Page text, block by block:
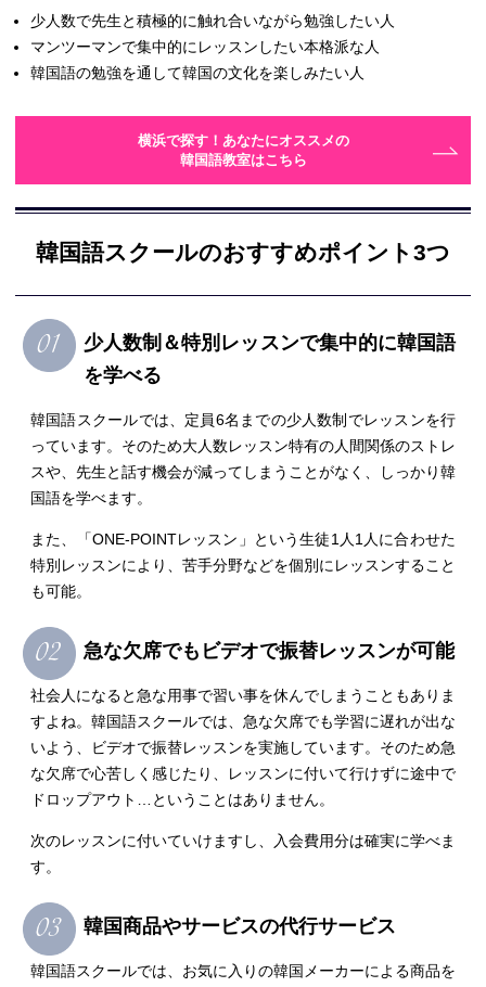
少人数で先生と積極的に触れ合いながら勉強したい人
マンツーマンで集中的にレッスンしたい本格派な人
韓国語の勉強を通して韓国の文化を楽しみたい人
横浜で探す！あなたにオススメの
韓国語教室はこちら
韓国語スクールのおすすめポイント3つ
少人数制＆特別レッスンで集中的に韓国語
を学べる
韓国語スクールでは、定員6名までの少人数制でレッスンを行
っています。そのため大人数レッスン特有の人間関係のストレ
スや、先生と話す機会が減ってしまうことがなく、しっかり韓
国語を学べます。
また、「ONE-POINTレッスン」という生徒1人1人に合わせた
特別レッスンにより、苦手分野などを個別にレッスンすること
も可能。
急な欠席でもビデオで振替レッスンが可能
社会人になると急な用事で習い事を休んでしまうこともありま
すよね。韓国語スクールでは、急な欠席でも学習に遅れが出な
いよう、ビデオで振替レッスンを実施しています。そのため急
な欠席で心苦しく感じたり、レッスンに付いて行けずに途中で
ドロップアウト…ということはありません。
次のレッスンに付いていけますし、入会費用分は確実に学べま
す。
韓国商品やサービスの代行サービス
韓国語スクールでは、お気に入りの韓国メーカーによる商品を